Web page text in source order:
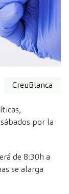
CreuBlanca
por la
de 8:30h a
se alarga